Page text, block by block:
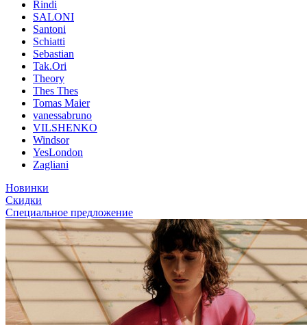
Rindi
SALONI
Santoni
Schiatti
Sebastian
Tak.Ori
Theory
Thes Thes
Tomas Maier
vanessabruno
VILSHENKO
Windsor
YesLondon
Zagliani
Новинки
Скидки
Специальное предложение